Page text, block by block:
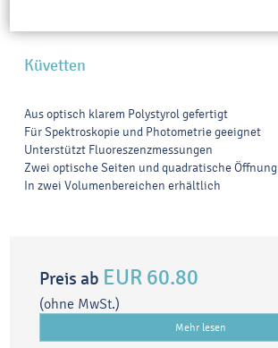
Küvetten
Aus optisch klarem Polystyrol gefertigt
Für Spektroskopie und Photometrie geeignet
Unterstützt Fluoreszenzmessungen
Zwei optische Seiten und quadratische Öffnung
In zwei Volumenbereichen erhältlich
Preis ab EUR 60.80
(ohne MwSt.)
Mehr lesen